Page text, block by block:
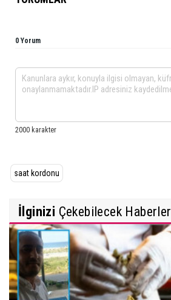
0 Yorum
saat kordonu
İlginizi Çekebilecek Haberler